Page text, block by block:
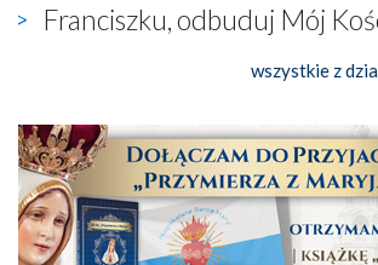
Franciszku, odbuduj Mój
wszystkie z